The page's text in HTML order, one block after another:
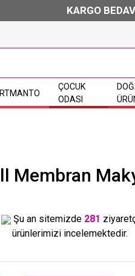
KARGO BEDAVA
ÇOCUK
ODASI
Membran
Şu an sitemizde 281
ürünlerimizi incelemektedir.